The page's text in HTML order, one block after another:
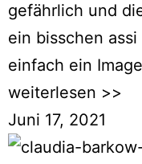
gefährlich und
ein bisschen
einfach ein
weiterlesen >>
Juni 17, 2021